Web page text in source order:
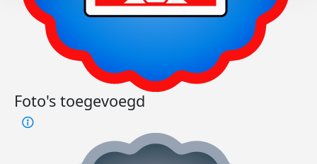
Foto's toegevoegd